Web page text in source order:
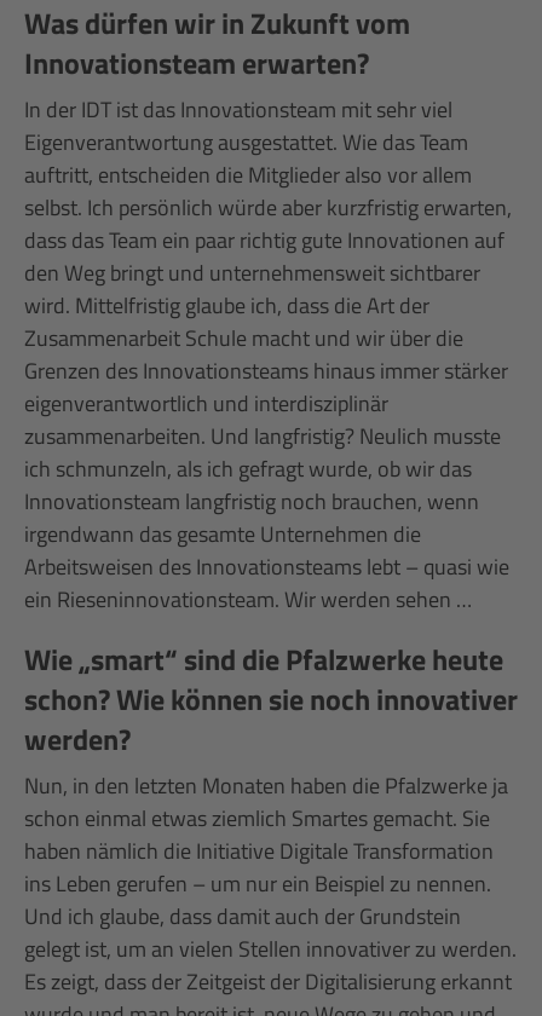
Was dürfen wir in Zukunft vom
Innovationsteam erwarten?
In der IDT ist das Innovationsteam mit sehr viel
Eigenverantwortung ausgestattet. Wie das Team
auftritt, entscheiden die Mitglieder also vor allem
selbst. Ich persönlich würde aber kurzfristig erwarten,
dass das Team ein paar richtig gute Innovationen auf
den Weg bringt und unternehmensweit sichtbarer
wird. Mittelfristig glaube ich, dass die Art der
Zusammenarbeit Schule macht und wir über die
Grenzen des Innovationsteams hinaus immer stärker
eigenverantwortlich und interdisziplinär
zusammenarbeiten. Und langfristig? Neulich musste
ich schmunzeln, als ich gefragt wurde, ob wir das
Innovationsteam langfristig noch brauchen, wenn
irgendwann das gesamte Unternehmen die
Arbeitsweisen des Innovationsteams lebt – quasi wie
ein Rieseninnovationsteam. Wir werden sehen …
Wie „smart“ sind die Pfalzwerke heute
schon? Wie können sie noch innovativer
werden?
Nun, in den letzten Monaten haben die Pfalzwerke ja
schon einmal etwas ziemlich Smartes gemacht. Sie
haben nämlich die Initiative Digitale Transformation
ins Leben gerufen – um nur ein Beispiel zu nennen.
Und ich glaube, dass damit auch der Grundstein
gelegt ist, um an vielen Stellen innovativer zu werden.
Es zeigt, dass der Zeitgeist der Digitalisierung erkannt